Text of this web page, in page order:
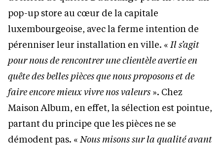
pop-up store au cœur de la capitale
luxembourgeoise, avec la ferme intention de
pérenniser leur installation en ville. «Il s’agit
pour nous de rencontrer une clientèle avertie en
quête des belles pièces que nous proposons et de
faire encore mieux vivre nos valeurs ». Chez
Maison Album, en effet, la sélection est pointue,
partant du principe que les pièces ne se
démodent pas. «Nous misons sur la qualité avant